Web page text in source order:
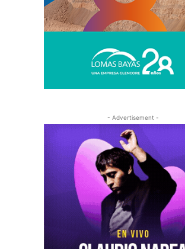
- Advertisement -